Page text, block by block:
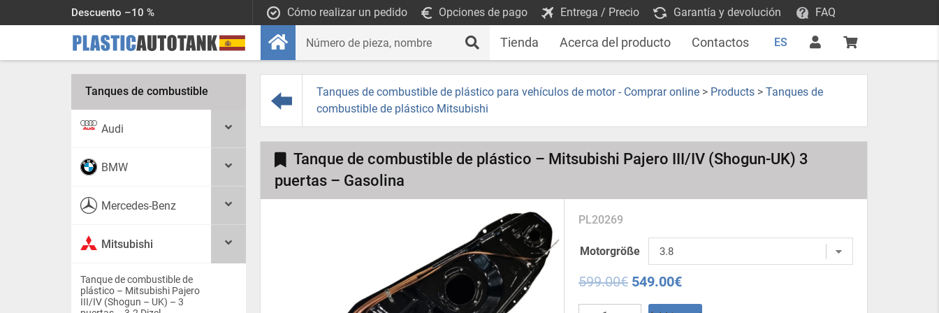
Descuento –10 % Cómo realizar un pedido Opciones de pago Entrega / Precio Garantía y devolución FAQ
Tienda Acerca del producto Contactos ES
Tanques de combustible
Audi
BMW
Mercedes-Benz
Mitsubishi
Tanque de combustible de
plástico – Mitsubishi Pajero
III/IV (Shogun – UK) – 3
Tanques de combustible de plástico para vehículos de motor - Comprar online > Products > Tanques de
combustible de plástico Mitsubishi
Tanque de combustible de plástico – Mitsubishi Pajero III/IV (Shogun-UK) 3
puertas – Gasolina
PL20269
Motorgröße
599.00€ 549.00€